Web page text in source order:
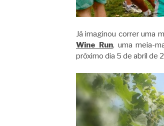
Já imaginou correr uma
Wine Run, uma meia-
próximo dia 5 de abril de